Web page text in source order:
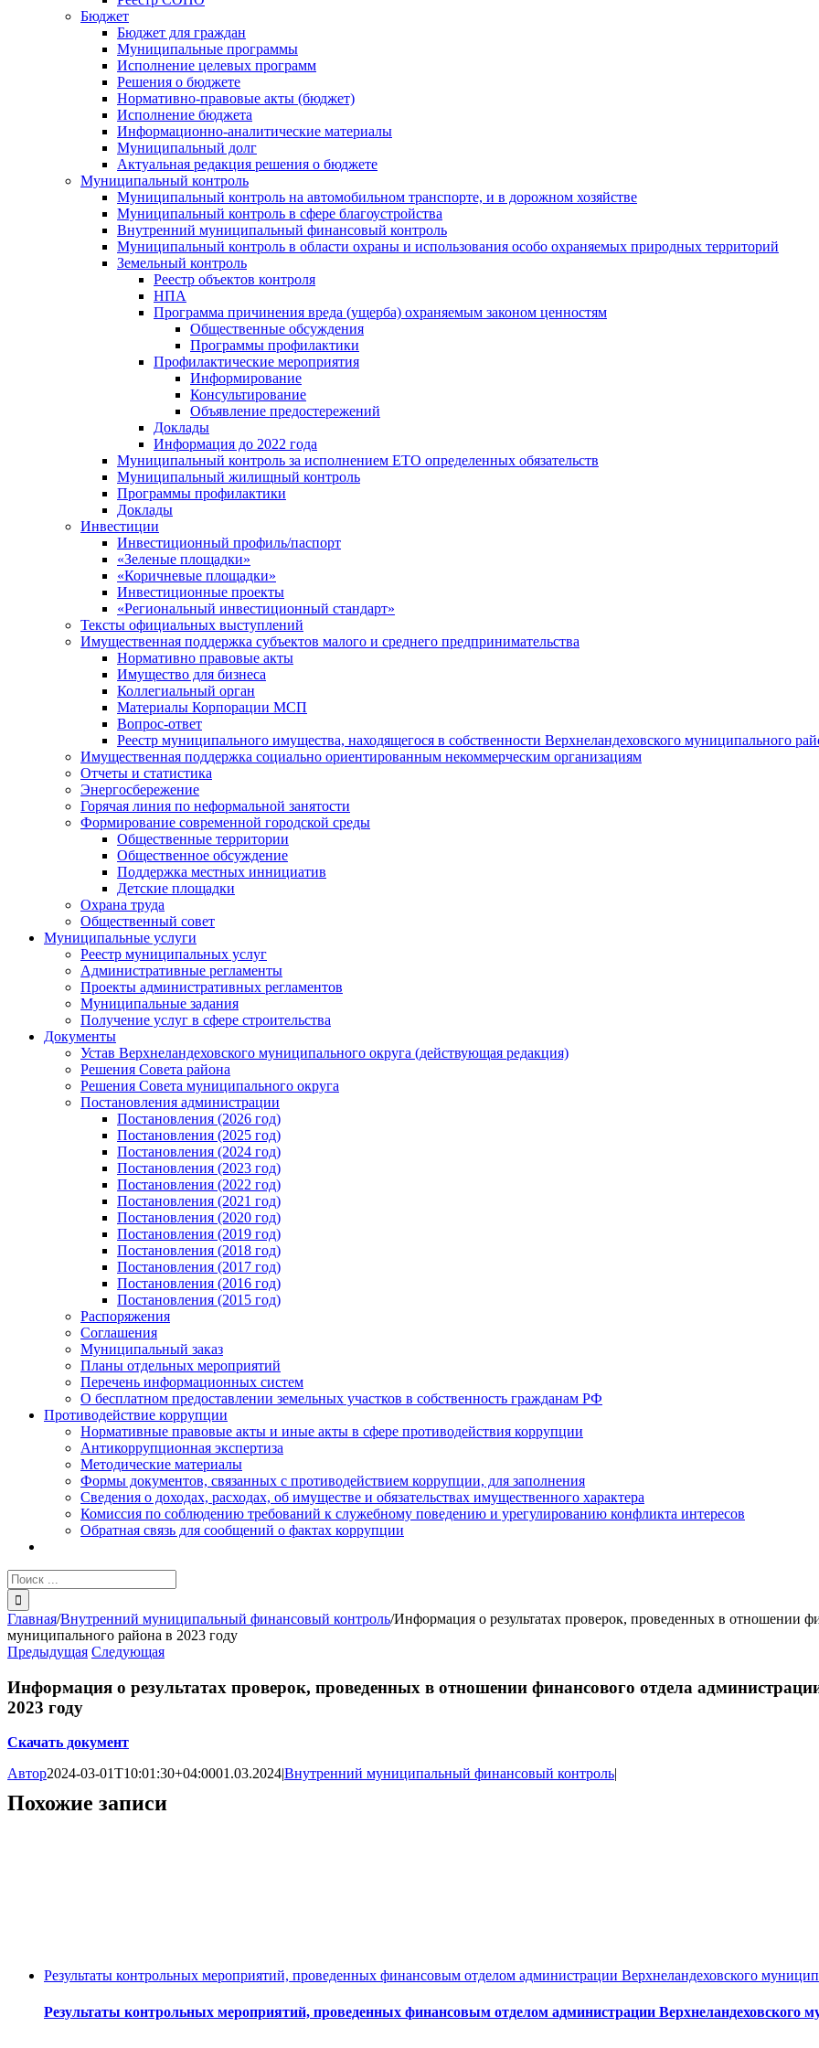
Бюджет
Бюджет для граждан
Муниципальные программы
Исполнение целевых программ
Решения о бюджете
Нормативно-правовые акты (бюджет)
Исполнение бюджета
Информационно-аналитические материалы
Муниципальный долг
Актуальная редакция решения о бюджете
Муниципальный контроль
Муниципальный контроль на автомобильном транспорте, и в дорожном хозяйстве
Муниципальный контроль в сфере благоустройства
Внутренний муниципальный финансовый контроль
Муниципальный контроль в области охраны и использования особо охраняемых природных территорий
Земельный контроль
Реестр объектов контроля
НПА
Программа причинения вреда (ущерба) охраняемым законом ценностям
Общественные обсуждения
Программы профилактики
Профилактические мероприятия
Информирование
Консультирование
Объявление предостережений
Доклады
Информация до 2022 года
Муниципальный контроль за исполнением ЕТО определенных обязательств
Муниципальный жилищный контроль
Программы профилактики
Доклады
Инвестиции
Инвестиционный профиль/паспорт
«Зеленые площадки»
«Коричневые площадки»
Инвестиционные проекты
«Региональный инвестиционный стандарт»
Тексты официальных выступлений
Имущественная поддержка субъектов малого и среднего предпринимательства
Нормативно правовые акты
Имущество для бизнеса
Коллегиальный орган
Материалы Корпорации МСП
Вопрос-ответ
Реестр муниципального имущества, находящегося в собственности Верхнеландеховского муниципального
Имущественная поддержка социально ориентированным некоммерческим организациям
Отчеты и статистика
Энергосбережение
Горячая линия по неформальной занятости
Формирование современной городской среды
Общественные территории
Общественное обсуждение
Поддержка местных иннициатив
Детские площадки
Охрана труда
Общественный совет
Муниципальные услуги
Реестр муниципальных услуг
Административные регламенты
Проекты административных регламентов
Муниципальные задания
Получение услуг в сфере строительства
Документы
Устав Верхнеландеховского муниципального округа (действующая редакция)
Решения Совета района
Решения Совета муниципального округа
Постановления администрации
Постановления (2026 год)
Постановления (2025 год)
Постановления (2024 год)
Постановления (2023 год)
Постановления (2022 год)
Постановления (2021 год)
Постановления (2020 год)
Постановления (2019 год)
Постановления (2018 год)
Постановления (2017 год)
Постановления (2016 год)
Постановления (2015 год)
Распоряжения
Соглашения
Муниципальный заказ
Планы отдельных мероприятий
Перечень информационных систем
О бесплатном предоставлении земельных участков в собственность гражданам РФ
Противодействие коррупции
Нормативные правовые акты и иные акты в сфере противодействия коррупции
Антикоррупционная экспертиза
Методические материалы
Формы документов, связанных с противодействием коррупции, для заполнения
Сведения о доходах, расходах, об имуществе и обязательствах имущественного характера
Комиссия по соблюдению требований к служебному поведению и урегулированию конфликта интересов
Обратная связь для сообщений о фактах коррупции
Результат
поиска:
Главная/Внутренний муниципальный финансовый контроль/Информация о результатах проверок, проведенных в отношении
муниципального района в 2023 году
Предыдущая Следующая
Информация о результатах проверок, проведенных в отношении финансового отдела
2023 году
Скачать документ
Автор2024-03-01T10:01:30+04:0001.03.2024|Внутренний муниципальный финансовый контроль|
Похожие записи
Результаты контрольных мероприятий, проведенных финансовым отделом администрации Верхнеландеховского
Результаты контрольных мероприятий, проведенных финансовым отделом администрации Верхнеландеховского